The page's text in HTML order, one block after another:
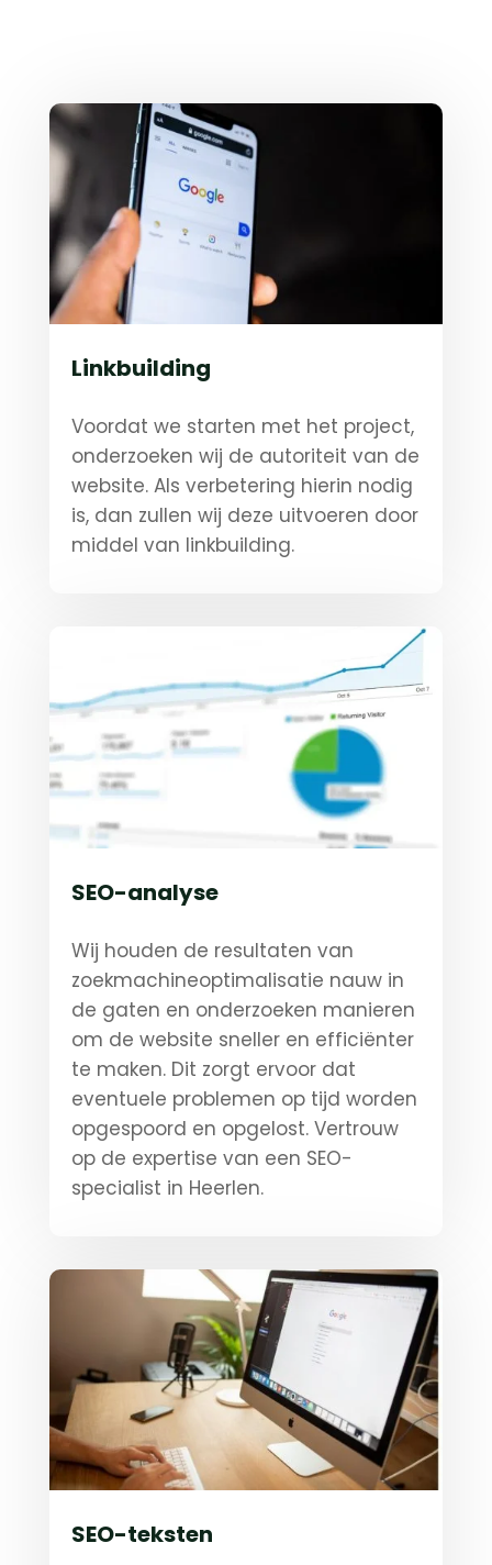
Linkbuilding
Voordat we starten met het project,
onderzoeken wij de autoriteit van de
website. Als verbetering hierin nodig
is, dan zullen wij deze uitvoeren door
middel van linkbuilding.
SEO-analyse
Wij houden de resultaten van
zoekmachineoptimalisatie nauw in
de gaten en onderzoeken manieren
om de website sneller en efficiënter
te maken. Dit zorgt ervoor dat
eventuele problemen op tijd worden
opgespoord en opgelost. Vertrouw
op de expertise van een SEO-
specialist in Heerlen.
SEO-teksten